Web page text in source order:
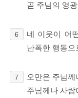
곧 주님의 영
6
네 이웃이 어
난폭한 행동으
7
오만은 주님
주님께나 사람